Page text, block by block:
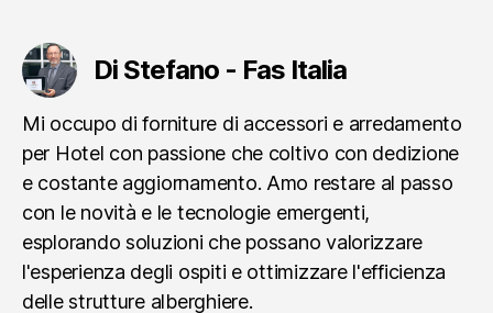
Di Stefano - Fas Italia
Mi occupo di forniture di accessori e arredamento
per Hotel con passione che coltivo con dedizione
e costante aggiornamento. Amo restare al passo
con le novità e le tecnologie emergenti,
esplorando soluzioni che possano valorizzare
l'esperienza degli ospiti e ottimizzare l'efficienza
delle strutture alberghiere.